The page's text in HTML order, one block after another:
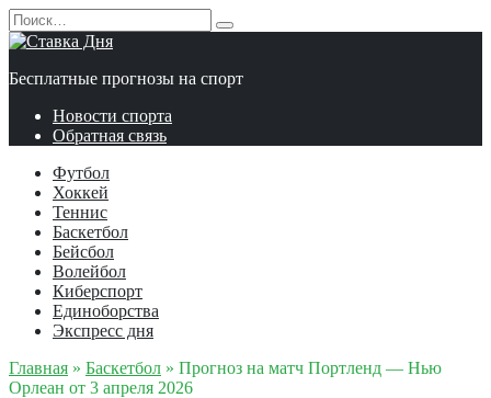
Перейти
к
содержанию
Search
for:
Бесплатные прогнозы на спорт
Новости спорта
Обратная связь
Футбол
Хоккей
Теннис
Баскетбол
Бейсбол
Волейбол
Киберспорт
Единоборства
Экспресс дня
Главная » Баскетбол » Прогноз на матч Портленд — Нью
Орлеан от 3 апреля 2026